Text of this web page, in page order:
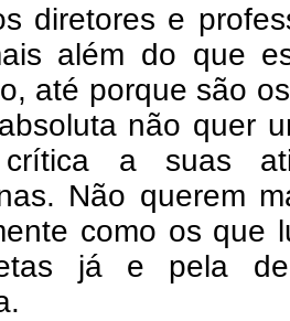
diretores e
além do que
até porque são
não quer
crítica a suas
Não querem
como os que
já e pela